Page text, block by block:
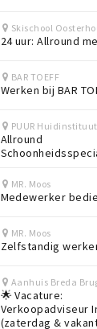
Skischool
24 uur: Allround
BAR TOEFF
Werken bij BAR
PUUR
Allround
MR. Moos
Medewerker
MR. Moos
Zelfstandig
Aanhuis Breda
🌟 Vacature:
Verkoopadviseur
(zaterdag &